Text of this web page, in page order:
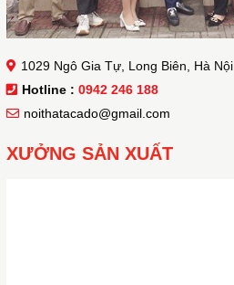
1029 Ngô Gia Tự, Long Biên, Hà Nội
Hotline : 0942 246 188
noithatacado@gmail.com
XƯỞNG SẢN XUẤT